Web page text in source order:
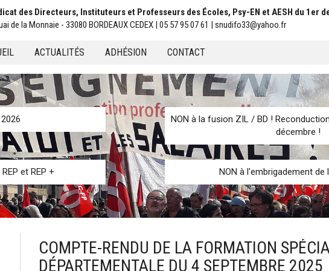
des Directeurs, Instituteurs et Professeurs des Écoles, Psy-EN et AESH du 1er
de la Monnaie - 33080 BORDEAUX CEDEX | 05 57 95 07 61 | snudifo33@yahoo.fr
ACTUALITÉS ADHÉSION CONTACT
NON à la fusion ZIL / BD !
décembre !
et REP + NON à l'embrigadement de
COMPTE-RENDU DE LA FORMATION
DÉPARTEMENTALE DU 4 SEPTEMBRE 2025